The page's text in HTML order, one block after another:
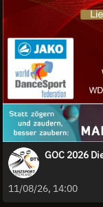
GOC 2026
11/08/26, 14:00